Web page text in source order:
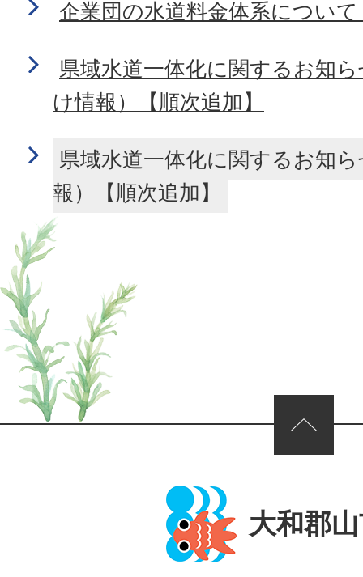
企業団の水道料金体系につい
県域水道一体化に関するお知
け情報）【順次追加】
県域水道一体化に関するお知
報）【順次追加】
ページの先頭へ
大和郡